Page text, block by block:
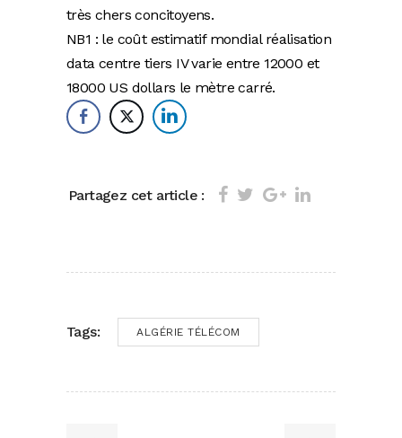
très chers concitoyens.
NB1 : le coût estimatif mondial réalisation
data centre tiers IV varie entre 12000 et
18000 US dollars le mètre carré.
Partagez cet article :
Tags: ALGÉRIE TÉLÉCOM